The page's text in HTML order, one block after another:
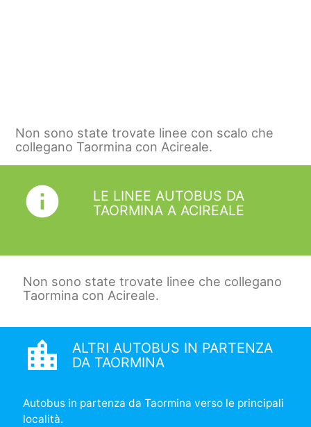
Non sono state trovate linee con scalo che
collegano Taormina con Acireale.
info
LE LINEE AUTOBUS DA
TAORMINA A ACIREALE
Non sono state trovate linee che collegano
Taormina con Acireale.
location_city
ALTRI AUTOBUS IN PARTENZA
DA TAORMINA
Autobus in partenza da Taormina verso le principali
località.